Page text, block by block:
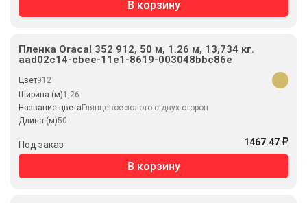
В корзину
Пленка Oracal 352 912, 50 м, 1.26 м, 13,734 кг.
aad02c14-cbee-11e1-8619-003048bbc86e
Цвет912
Ширина (м)1,26
Название цвета Глянцевое золото с двух сторон
Длина (м)50
Под заказ 1467.47
В корзину